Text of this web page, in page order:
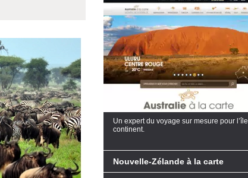
Un expert du voyage sur mesure pour l’île
continent.
Nouvelle-Zélande à la carte